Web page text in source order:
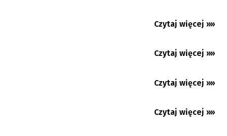
10.08.2026
Czytaj więcej »»
09.08.2026
Czytaj więcej »»
09.08.2026
Czytaj więcej »»
09.08.2026
Oko w dymku: Zemsta hrabiego Skarbka
Czytaj więcej »»
Na Girowej stanęła kolyba! I wszystkich
82 lata od mordu w Żywocicach. Polsko-